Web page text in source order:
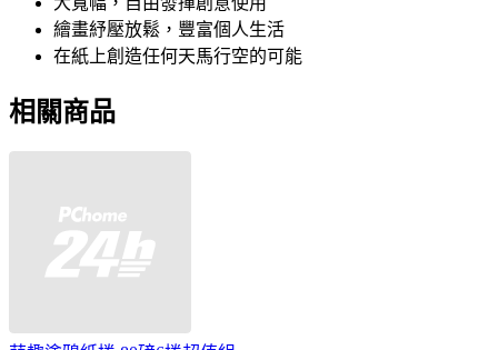
繪畫紓壓放鬆，豐富個人生活
在紙上創造任何天馬行空的可能
相關商品